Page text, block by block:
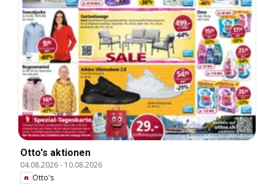
Otto's aktionen
04.08.2026- 10.08.2026
Otto's